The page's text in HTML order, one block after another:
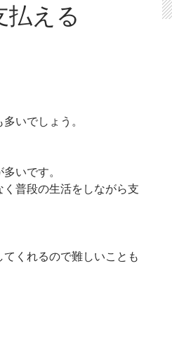
払える
いでしょう。
いです。
普段の生活をしながら支
くれるので難しいことも